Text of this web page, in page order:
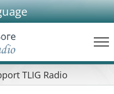
TLIG Radio